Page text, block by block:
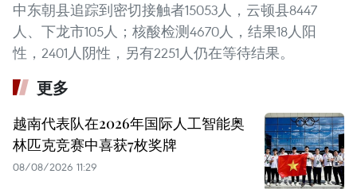
中东朝县追踪到密切接触者15053人，云顿县8447
人、下龙市105人；核酸检测4670人，结果18人阳
性，2401人阴性，另有2251人仍在等待结果。
更多
越南代表队在2026年国际人工智能奥
林匹克竞赛中喜获7枚奖牌
08/08/2026 11:29